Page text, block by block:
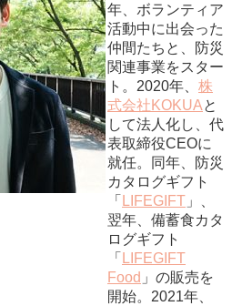
年、ボランティア
活動中に出会った
仲間たちと、防災
関連事業をスター
ト。2020年、 株
式会社KOKUAと
して法人化し、代
表取締役CEOに
就任。同年、防災
カタログギフト
「 LIFEGIFT 」、
翌年、備蓄食カタ
ログギフト
「 LIFEGIFT
Food 」の販売を
開始。2021年、